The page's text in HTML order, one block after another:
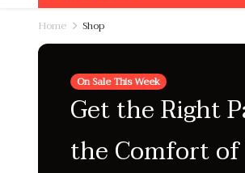
Home Shop
On Sale This Week
Get the Right
the Comfort